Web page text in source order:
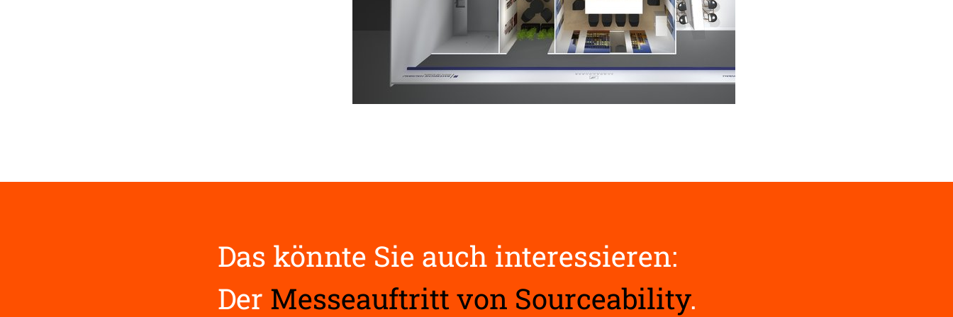
Das könnte Sie auch interessieren:
Der Messeauftritt von Sourceability.